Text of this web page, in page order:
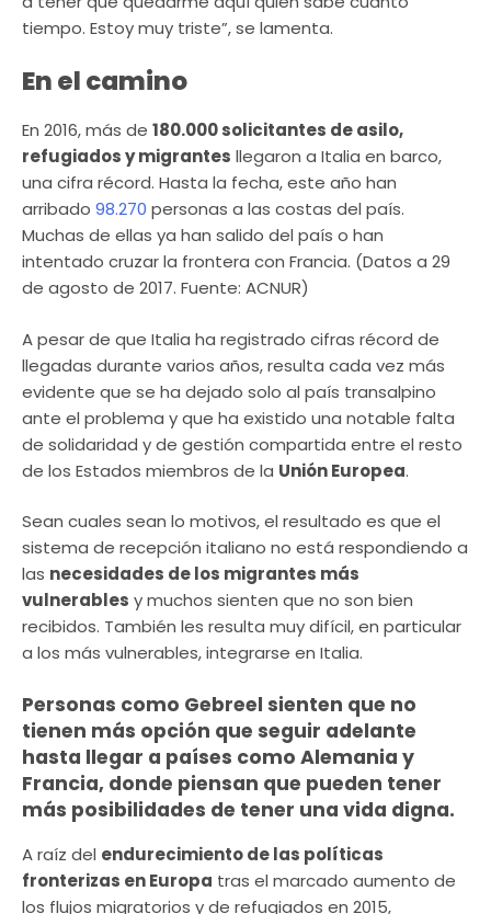
tiempo. Estoy muy triste”, se lamenta.
En el camino
En 2016, más de 180.000 solicitantes de asilo,
refugiados y migrantes llegaron a Italia en barco,
una cifra récord. Hasta la fecha, este año han
arribado 98.270 personas a las costas del país.
Muchas de ellas ya han salido del país o han
intentado cruzar la frontera con Francia. (Datos a 29
de agosto de 2017. Fuente: ACNUR)
A pesar de que Italia ha registrado cifras récord de
llegadas durante varios años, resulta cada vez más
evidente que se ha dejado solo al país transalpino
ante el problema y que ha existido una notable falta
de solidaridad y de gestión compartida entre el resto
de los Estados miembros de la Unión Europea.
Sean cuales sean lo motivos, el resultado es que el
sistema de recepción italiano no está respondiendo a
las necesidades de los migrantes más
vulnerables y muchos sienten que no son bien
recibidos. También les resulta muy difícil, en particular
a los más vulnerables, integrarse en Italia.
Personas como Gebreel sienten que no
tienen más opción que seguir adelante
hasta llegar a países como Alemania y
Francia, donde piensan que pueden tener
más posibilidades de tener una vida digna.
A raíz del endurecimiento de las políticas
fronterizas en Europa tras el marcado aumento de
los flujos migratorios y de refugiados en 2015,